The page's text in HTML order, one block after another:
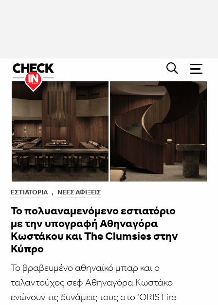
ΕΣΤΙΑΤΌΡΙΑ , ΝΈΕΣ ΑΦΊΞΕΙΣ
Το πολυαναμενόμενο εστιατόριο
με την υπογραφή Αθηναγόρα
Κωστάκου και The Clumsies στην
Κύπρο
Το βραβευμένο αθηναϊκό μπαρ και ο
ταλαντούχος σεφ Αθηναγόρα Κωστάκο
ενώνουν τις δυνάμεις τους στο ‘ORIS Fire